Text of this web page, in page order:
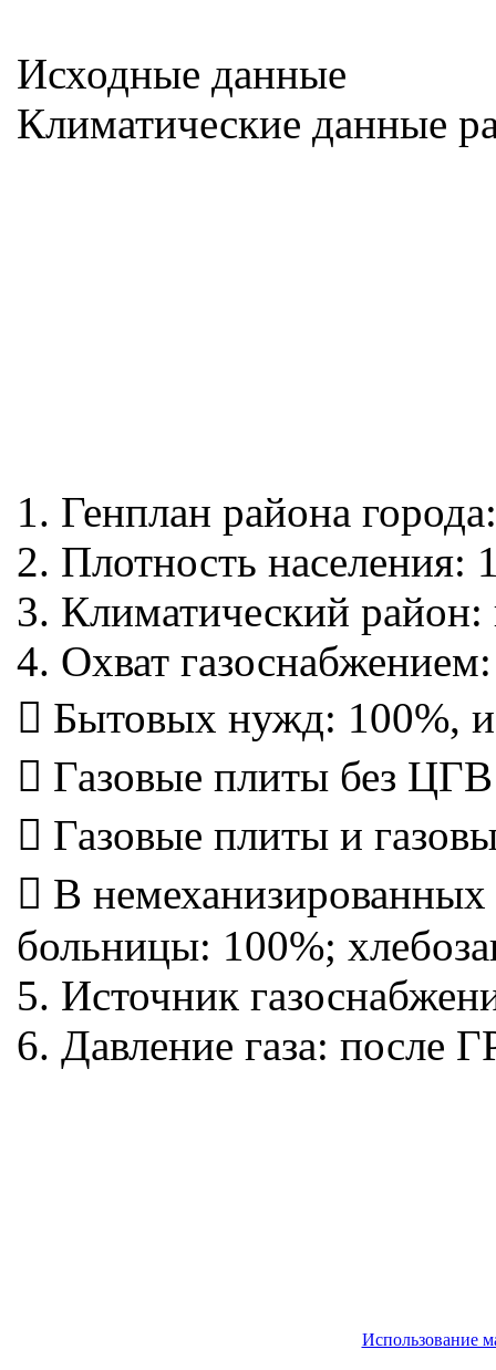
Исходные данные
Климатические данные
1. Генплан района
2. Плотность населения:
3. Климатический район:
4. Охват газоснабжением:
 Бытовых нужд: 100%,
 Газовые плиты без ЦГВ
 Газовые плиты и
 В
больницы: 100%;
5. Источник
6. Давление газа:
Использование